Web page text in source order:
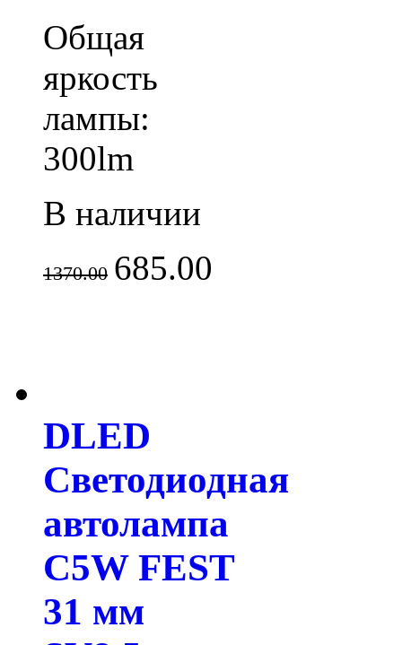
Общая
яркость
лампы:
300lm
В наличии
1370.00 685.00
DLED
Светодиодная
автолампа
C5W FEST
31 мм